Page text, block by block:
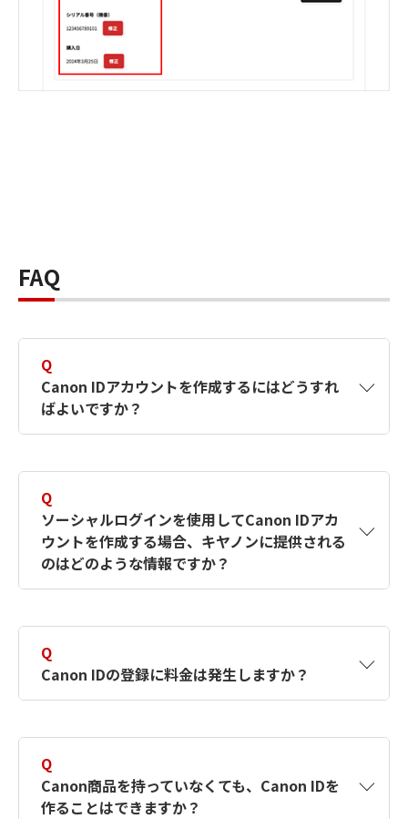
FAQ
Q
Canon IDアカウントを作成するにはどうすれ
ばよいですか？
す。詳しい作成方法は【カメラ】Canon IDとは
何ですか？Canon IDの作成方法は？をご確認く
ださい。
Q
ソーシャルログインを使用してCanon IDアカ
ウントを作成する場合、キヤノンに提供される
のはどのような情報ですか？
択したサービスから取得します。アカウントを
簡単に作成できるように、この情報を使用して
Canon IDの登録フォームを入力します。
Q
Canon IDの登録に料金は発生しますか？
Q
Canon商品を持っていなくても、Canon IDを
作ることはできますか？